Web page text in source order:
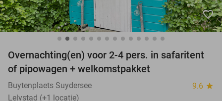
favorite_border
Overnachting(en) voor 2-4 pers. in safaritent
of pipowagen + welkomstpakket
Buytenplaets Suydersee 9.6 star
Lelystad (+1 locatie)